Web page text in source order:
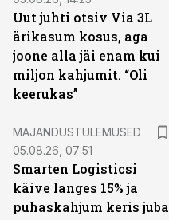
Uut juhti otsiv Via 3L
ärikasum kosus, aga
joone alla jäi enam kui
miljon kahjumit. “Oli
keerukas”
MAJANDUSTULEMUSED
05.08.26, 07:51
Smarten Logisticsi
käive langes 15% ja
puhaskahjum keris juba